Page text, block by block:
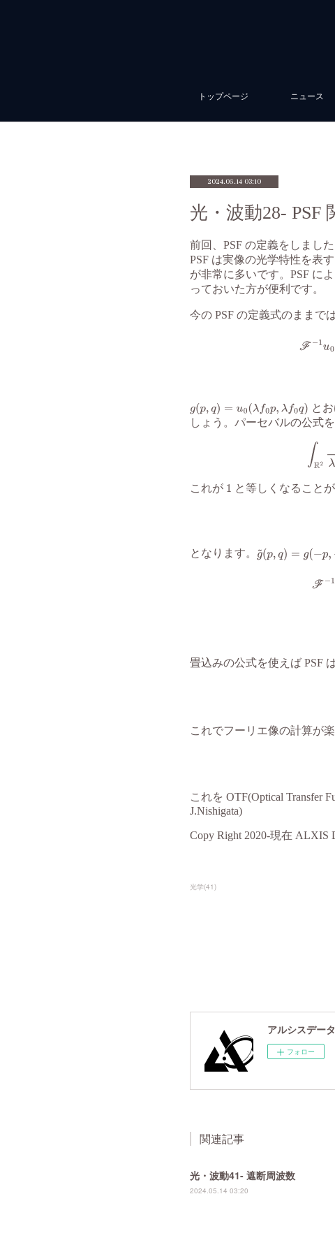
トップページ ニュース
2024.05.14 03:10
光・波動28- PSF
光学(41)
アルシスデー
フォロー
関連記事
光・波動41- 遮断周波数
2024.05.14 03:20